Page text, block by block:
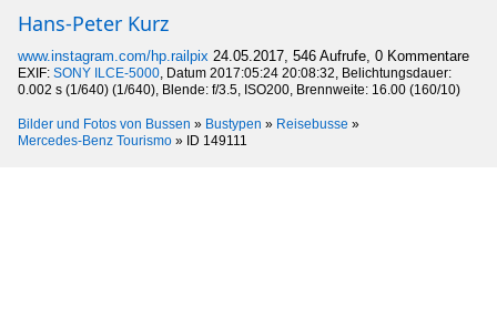
Hans-Peter Kurz
www.instagram.com/hp.railpix 24.05.2017, 546 Aufrufe, 0 Kommentare
EXIF: SONY ILCE-5000, Datum 2017:05:24 20:08:32, Belichtungsdauer:
0.002 s (1/640) (1/640), Blende: f/3.5, ISO200, Brennweite: 16.00 (160/10)
Bilder und Fotos von Bussen » Bustypen » Reisebusse »
Mercedes-Benz Tourismo » ID 149111